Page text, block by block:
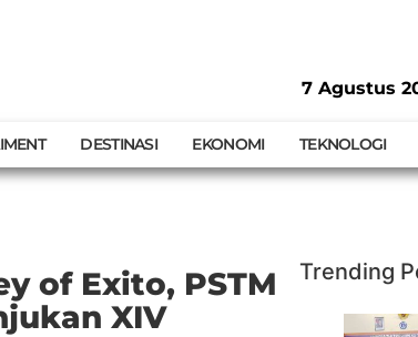
7 Agustus
DESTINASI EKONOMI TEKNOLOGI
of Exito, PSTM
XIV
Trending